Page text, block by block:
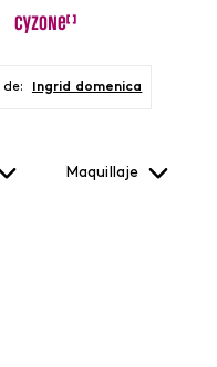
de: Ingrid domenica
Maquillaje